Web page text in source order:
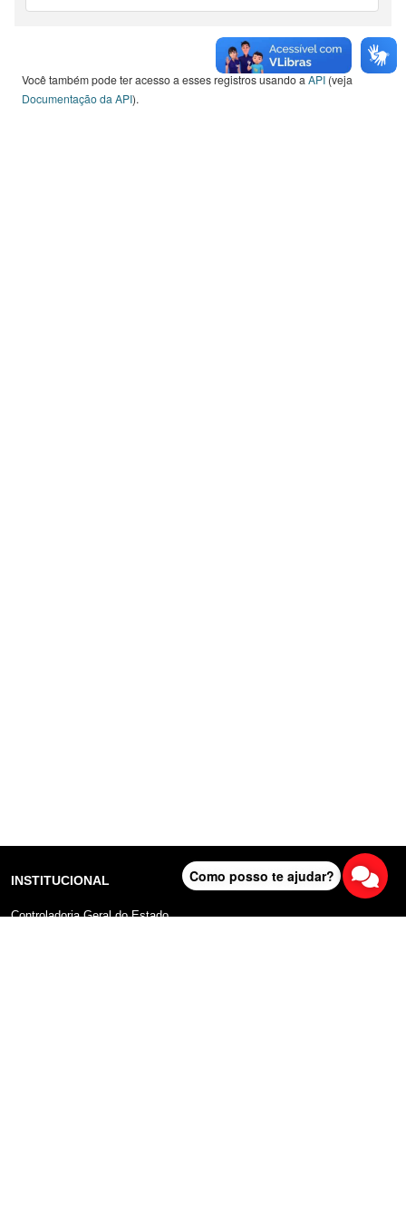
Você também pode ter acesso a esses registros usando a API (veja
Documentação da API).
INSTITUCIONAL
Controladoria Geral do Estado
Como posso te ajudar?